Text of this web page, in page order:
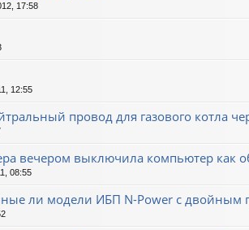
17:58
12:55
провод для газового котла
вечером выключила компьютер как
08:55
ли модели ИБП N-Power с двойным